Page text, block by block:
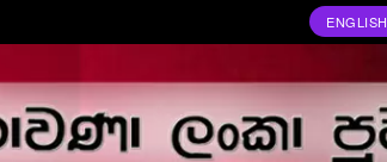
ENGLISH